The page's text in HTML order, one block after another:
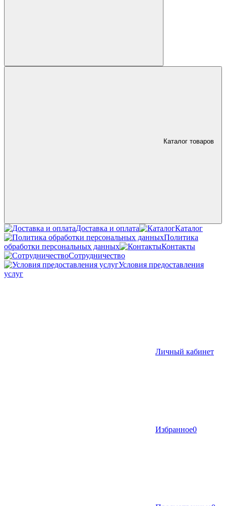
Каталог товаров
Доставка и оплата
Каталог
Политика
обработки персональных данных
Контакты
Сотрудничество
Условия предоставления
услуг
Личный кабинет
Избранное0